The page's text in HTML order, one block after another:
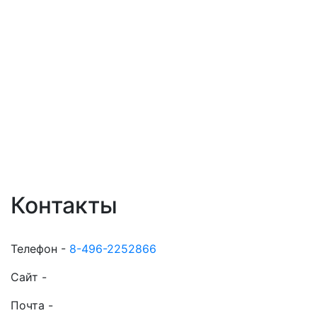
Контакты
Телефон - 8-496-2252866
Сайт -
Почта -